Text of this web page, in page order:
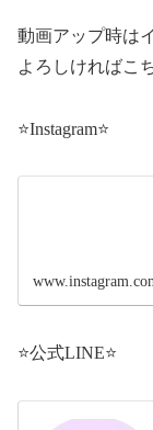
動画アップ時は
よろしければこ
⭐️Instagram⭐️
⭐️公式LINE⭐️